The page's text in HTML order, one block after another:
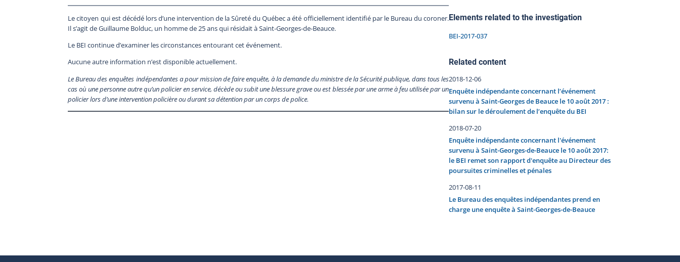
Le citoyen qui est décédé lors d’une intervention de la Sûreté du Québec a été officiellement identifié par le Bureau du coroner.
Il s’agit de Guillaume Bolduc, un homme de 25 ans qui résidait à Saint-Georges-de-Beauce.
Le BEI continue d’examiner les circonstances entourant cet événement.
Aucune autre information n’est disponible actuellement.
Le Bureau des enquêtes indépendantes a pour mission de faire enquête, à la demande du ministre de la Sécurité publique, dans tous les
cas où une personne autre qu’un policier en service, décède ou subit une blessure grave ou est blessée par une arme à feu utilisée par un
policier lors d’une intervention policière ou durant sa détention par un corps de police.
Elements related to the investigation
BEI-2017-037
Related content
2018-12-06
Enquête indépendante concernant l’événement
survenu à Saint-Georges de Beauce le 10 août 2017 :
bilan sur le déroulement de l’enquête du BEI
2018-07-20
Enquête indépendante concernant l'événement
survenu à Saint-Georges-de-Beauce le 10 août 2017:
le BEI remet son rapport d'enquête au Directeur des
poursuites criminelles et pénales
2017-08-11
Le Bureau des enquêtes indépendantes prend en
charge une enquête à Saint-Georges-de-Beauce